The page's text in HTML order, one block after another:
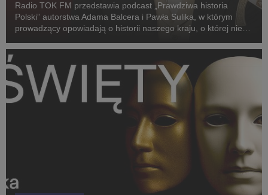
Radio TOK FM przedstawia podcast „Prawdziwa historia
Polski” autorstwa Adama Balcera i Pawła Sulika, w którym
prowadzący opowiadają o historii naszego kraju, o której nie
zgadza się z rzeczywistością, pokazują,...